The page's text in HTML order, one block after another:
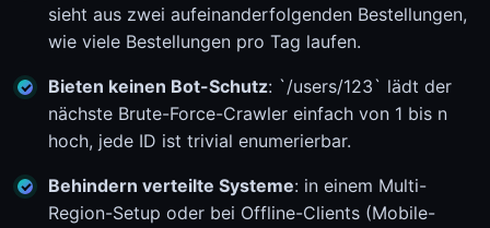
sieht aus zwei aufeinanderfolgenden Bestellungen,
wie viele Bestellungen pro Tag laufen.
Bieten keinen Bot-Schutz: `/users/123` lädt der
nächste Brute-Force-Crawler einfach von 1 bis n
hoch, jede ID ist trivial enumerierbar.
Behindern verteilte Systeme: in einem Multi-
Region-Setup oder bei Offline-Clients (Mobile-